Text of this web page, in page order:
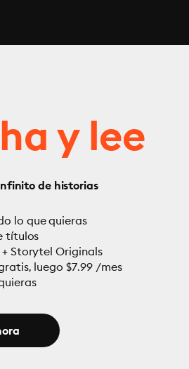
y lee
de historias
lo que quieras
títulos
Storytel Originals
luego $7.99 /mes